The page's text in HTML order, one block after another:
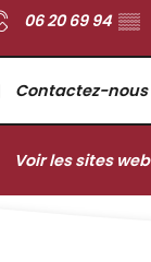
06 20 69 94 ▒▒
Contactez-nous
Voir les sites web